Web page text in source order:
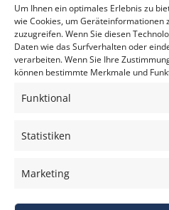
Um Ihnen ein optimales Erlebnis zu
wie Cookies, um Geräteinformationen
zuzugreifen. Wenn Sie diesen
Daten wie das Surfverhalten oder
verarbeiten. Wenn Sie Ihre
können bestimmte Merkmale und
Funktional
Statistiken
Marketing
WhiteWall hat für
verschiedene Ideen
Fotografie als
gestalterischem
präsentieren. Der
individuelles
Projekte…
FOTOTIPP LESEN